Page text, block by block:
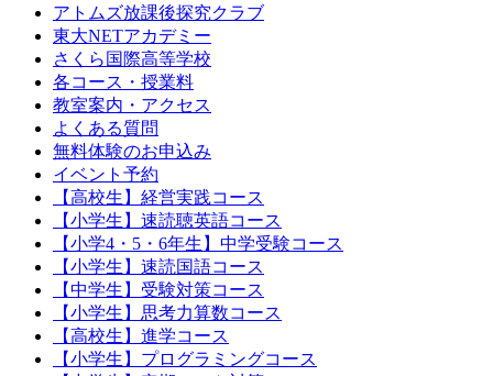
アトムズ放課後探究クラブ
東大NETアカデミー
さくら国際高等学校
各コース・授業料
教室案内・アクセス
よくある質問
無料体験のお申込み
イベント予約
【高校生】経営実践コース
【小学生】速読聴英語コース
【小学4・5・6年生】中学受験コース
【小学生】速読国語コース
【中学生】受験対策コース
【小学生】思考力算数コース
【高校生】進学コース
【小学生】プログラミングコース